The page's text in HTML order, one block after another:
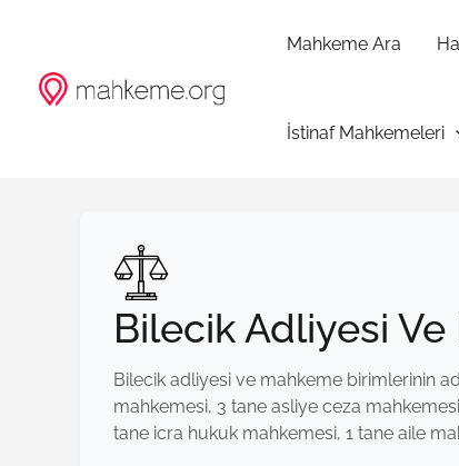
Mahkeme Ara
İstinaf Mahkemeleri
Bilecik Adliyesi
Bilecik adliyesi ve mahkeme birimlerinin
mahkemesi, 3 tane asliye ceza
tane icra hukuk mahkemesi, 1 tane aile